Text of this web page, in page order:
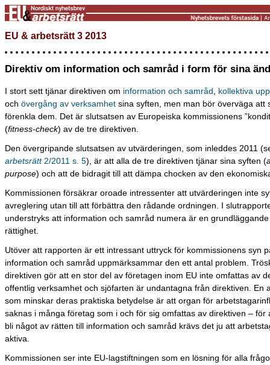
EU & arbetsrätt 3 2013
Direktiv om information och samråd i form för sina
I stort sett tjänar direktiven om information och samråd
kollektiva
och övergång av verksamhet sina syften, men man bör överväga att
förenkla dem. Det är slutsatsen av Europeiska kommissionens
(fitness-check) av de tre direktiven.
Den övergripande slutsatsen av utvärderingen, som inleddes 2011
arbetsrätt2/2011 s. 5), är att alla de tre direktiven tjänar sina syften (
purpose) och att de bidragit till att dämpa chocken av den
Kommissionen försäkrar oroade intressenter att utvärderingen inte
avreglering utan till att förbättra den rådande ordningen. I
understryks att information och samråd numera är en
rättighet.
Utöver att rapporten är ett intressant uttryck för kommissionens syn
information och samråd uppmärksammar den ett antal problem.
direktiven gör att en stor del av företagen inom EU inte omfattas av
offentlig verksamhet och sjöfarten är undantagna från direktiven. En
som minskar deras praktiska betydelse är att organ för
saknas i många företag som i och för sig omfattas av direktiven – för
bli något av rätten till information och samråd krävs det ju att
aktiva.
Kommissionen ser inte EU-lagstiftningen som en lösning för alla